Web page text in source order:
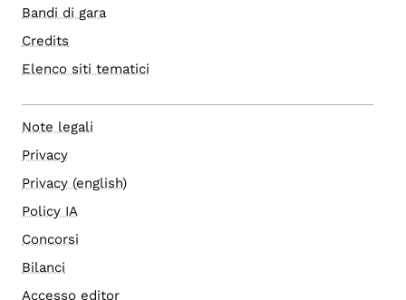
Bandi di gara
Credits
Elenco siti tematici
Note legali
Privacy
Privacy (english)
Policy IA
Concorsi
Bilanci
Accesso editor